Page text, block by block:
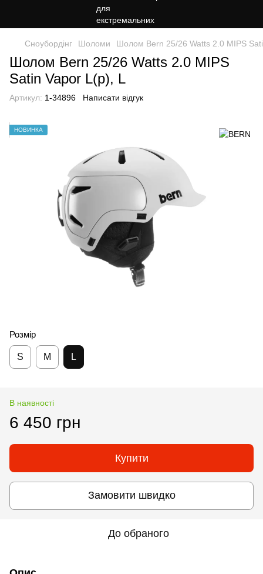
Сноубордiнг Шоломи Шолом Bern 25/26 Watts 2.0 MIPS
Шолом Bern 25/26 Watts 2.0 MIPS
Satin Vapor L(р), L
Артикул: 1-34896 Написати відгук
НОВИНКА
Розмір
S M L
В наявності
6 450 грн
Купити
Замовити швидко
До обраного